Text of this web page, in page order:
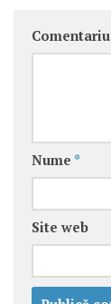
Comentariu
Nume *
Site web